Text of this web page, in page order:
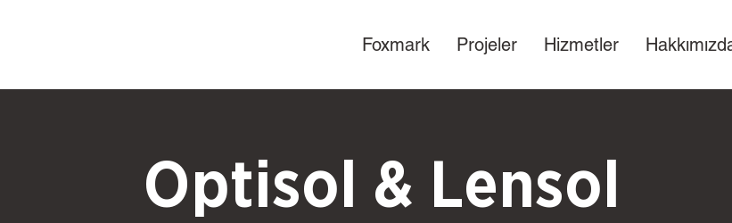
Foxmark Projeler Hizmetler
Optisol & Lensol